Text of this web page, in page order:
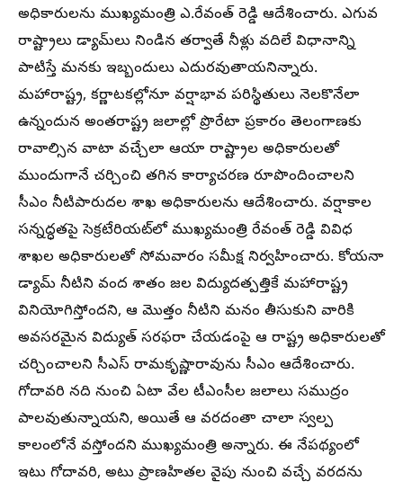
అధికారులను ముఖ్యమంత్రి ఎ.రేవంత్ రెడ్డి ఆదేశించారు. ఎగువ
రాష్ట్రాలు డ్యామ్‌లు నిండిన తర్వాతే నీళ్లు వదిలే విధానాన్ని
పాటిస్తే మనకు ఇబ్బందులు ఎదురవుతాయనిన్నారు.
మహారాష్ట్ర, కర్ణాటకల్లోనూ వర్షాభావ పరిస్థితులు నెలకొనేలా
ఉన్నందున అంతరాష్ట్ర జలాల్లో ప్రొరేటా ప్రకారం తెలంగాణకు
రావాల్సిన వాటా వచ్చేలా ఆయా రాష్ట్రాల అధికారులతో
ముందుగానే చర్చించి తగిన కార్యాచరణ రూపొందించాలని
సీఎం నీటిపారుదల శాఖ అధికారులను ఆదేశించారు. వర్షాకాల
సన్నద్ధతపై సెక్రటేరియట్‌లో ముఖ్యమంత్రి రేవంత్ రెడ్డి వివిధ
శాఖల అధికారులతో సోమవారం సమీక్ష నిర్వహించారు. కోయనా
డ్యామ్ నీటిని వంద శాతం జల విద్యుదత్పత్తికే మహారాష్ట్ర
వినియోగిస్తోందని, ఆ మొత్తం నీటిని మనం తీసుకుని వారికి
అవసరమైన విద్యుత్ సరఫరా చేయడంపై ఆ రాష్ట్ర అధికారులతో
చర్చించాలని సీఎస్ రామకృష్ణారావును సీఎం ఆదేశించారు.
గోదావరి నది నుంచి ఏటా వేల టీఎంసీల జలాలు సముద్రం
పాలవుతున్నాయని, అయితే ఆ వరదంతా చాలా స్వల్ప
కాలంలోనే వస్తోందని ముఖ్యమంత్రి అన్నారు. ఈ నేపథ్యంలో
ఇటు గోదావరి, అటు ప్రాణహితల వైపు నుంచి వచ్చే వరదను